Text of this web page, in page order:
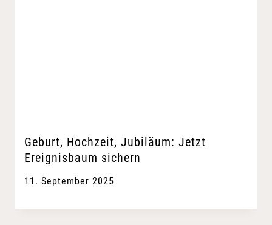
Geburt, Hochzeit, Jubiläum: Jetzt
Ereignisbaum sichern
11. September 2025